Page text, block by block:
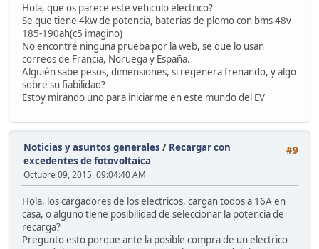
Hola, que os parece este vehiculo electrico?
Se que tiene 4kw de potencia, baterias de plomo con bms 48v
185-190ah(c5 imagino)
No encontré ninguna prueba por la web, se que lo usan
correos de Francia, Noruega y España.
Alguién sabe pesos, dimensiones, si regenera frenando, y algo
sobre su fiabilidad?
Estoy mirando uno para iniciarme en este mundo del EV
#9
Noticias y asuntos generales / Recargar con
excedentes de fotovoltaica
Octubre 09, 2015, 09:04:40 AM
Hola, los cargadores de los electricos, cargan todos a 16A en
casa, o alguno tiene posibilidad de seleccionar la potencia de
recarga?
Pregunto esto porque ante la posible compra de un electrico